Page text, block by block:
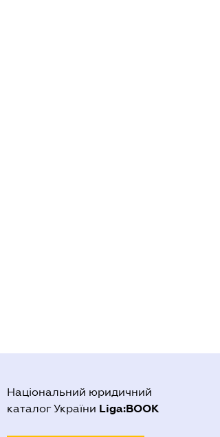
Національний юридичний
каталог України Liga:BOOK